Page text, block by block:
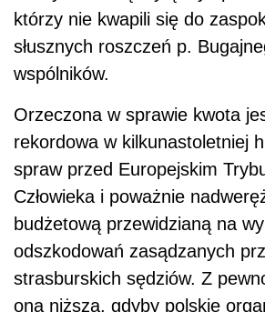
którzy nie kwapili się do
słusznych roszczeń p.
wspólników.
Orzeczona w sprawie kwota
rekordowa w kilkunastoletniej
spraw przed Europejskim
Człowieka i poważnie
budżetową przewidzianą na
odszkodowań zasądzanych
strasburskich sędziów. Z
ona niższa, gdyby polskie